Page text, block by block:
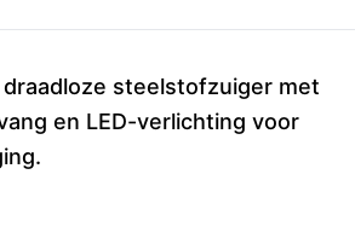
steelstofzuiger met
en LED-verlichting voor